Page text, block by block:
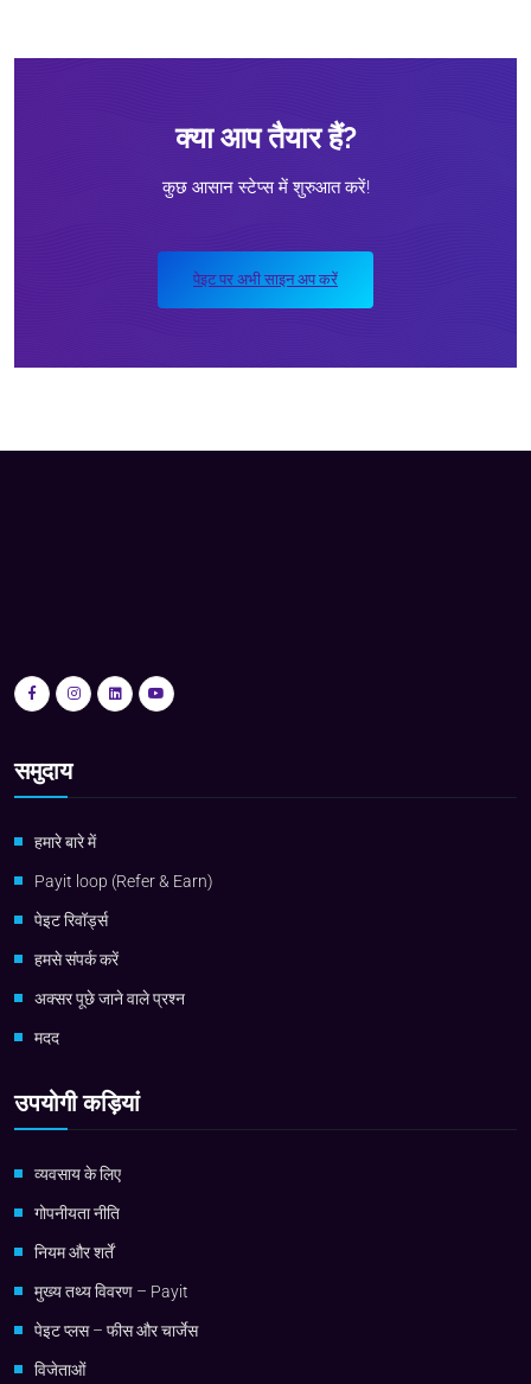
क्या आप तैयार हैं?
कुछ आसान स्टेप्स में शुरुआत करें!
पेइट पर अभी साइन अप करें
समुदाय
हमारे बारे में
Payit loop (Refer & Earn)
पेइट रिवॉर्ड्स
हमसे संपर्क करें
अक्सर पूछे जाने वाले प्रश्न
मदद
उपयोगी कड़ियां
व्यवसाय के लिए
गोपनीयता नीति
नियम और शर्तें
मुख्य तथ्य विवरण – Payit
पेइट प्लस – फीस और चार्जेस
विजेताओं